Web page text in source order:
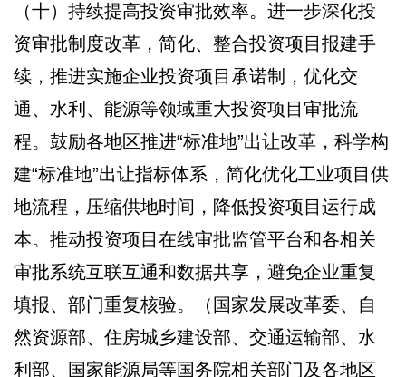
（十）持续提高投资审批效率。进一步深化投
资审批制度改革，简化、整合投资项目报建手
续，推进实施企业投资项目承诺制，优化交
通、水利、能源等领域重大投资项目审批流
程。鼓励各地区推进“标准地”出让改革，科学构
建“标准地”出让指标体系，简化优化工业项目供
地流程，压缩供地时间，降低投资项目运行成
本。推动投资项目在线审批监管平台和各相关
审批系统互联互通和数据共享，避免企业重复
填报、部门重复核验。（国家发展改革委、自
然资源部、住房城乡建设部、交通运输部、水
利部、国家能源局等国务院相关部门及各地区